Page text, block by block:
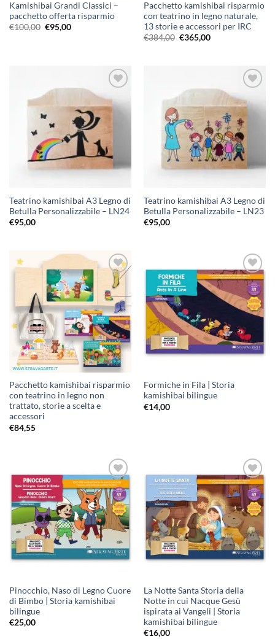
Kamishibai Grandi Classici –
pacchetto offerta risparmio
€100,00 Il
prezzo
€95,00Il
Pacchetto kamishibai risparmio
con teatrino in legno naturale,
13 storie e accessori per IRC
€384,00 Il
prezzo
€365,00Il
Aggiungi
alla lista
desideri
Teatrino kamishibai A3 Legno di
Betulla Personalizzabile – LN24
€95,00
Aggiungi
alla lista
desideri
Teatrino kamishibai A3 Legno di
Betulla Personalizzabile – LN23
€95,00
Aggiungi
alla lista
dei
desideri
Pacchetto kamishibai risparmio
con teatrino in legno non
trattato, storie a scelta e
accessori
€84,55
Aggiungi
alla lista
dei
desideri
Formiche in Fila | Storia
kamishibai bilingue
€14,00
Aggiungi
alla lista
dei
desideri
Pinocchio, Naso di Legno Cuore
di Bimbo | Storia kamishibai
bilingue
€25,00
Aggiungi
alla lista
dei
desideri
La Notte Santa Storia della
Notte in cui Nacque Gesù
ispirata ai Vangeli | Storia
kamishibai bilingue
€16,00